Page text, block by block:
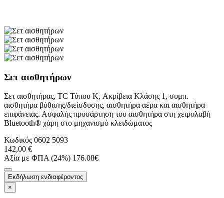
Σετ αισθητήρων
Σετ αισθητήρας, TC Τύπου K, Ακρίβεια Κλάσης 1, συμπ.
αισθητήρα βύθισης/διείσδυσης, αισθητήρα αέρα και αισθητήρα
επιφάνειας. Ασφαλής προσάρτηση του αισθητήρα στη χειρολαβή
Bluetooth® χάρη στο μηχανισμό κλειδώματος
Κωδικός 0602 5093
142,00 €
Αξία με ΦΠΑ (24%) 176.08€
Εκδήλωση ενδιαφέροντος
×